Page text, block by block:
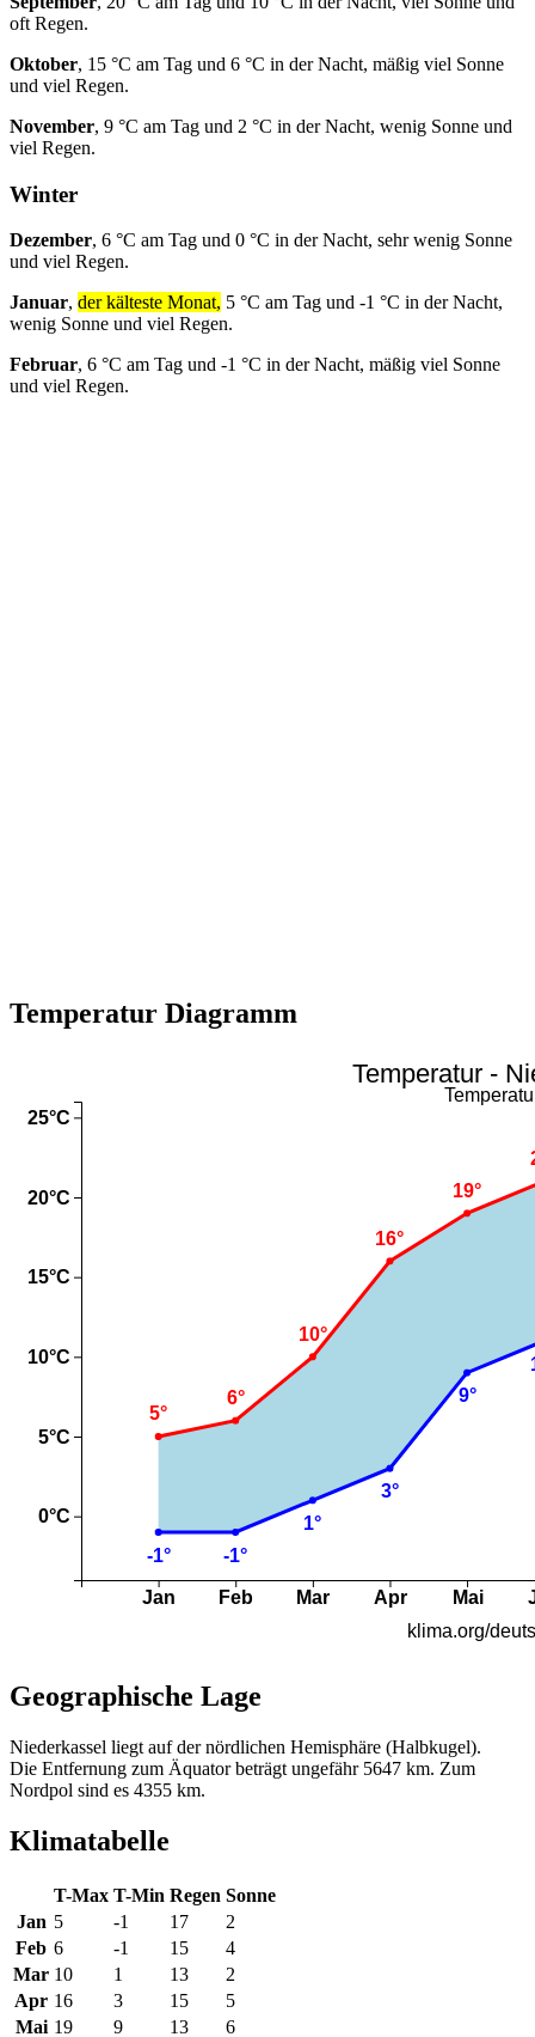
oft Regen.
Oktober, 15 °C am Tag und 6 °C in der Nacht, mäßig viel Sonne
und viel Regen.
November, 9 °C am Tag und 2 °C in der Nacht, wenig Sonne und
viel Regen.
Winter
Dezember, 6 °C am Tag und 0 °C in der Nacht, sehr wenig Sonne
und viel Regen.
Januar, der kälteste Monat, 5 °C am Tag und -1 °C in der Nacht,
wenig Sonne und viel Regen.
Februar, 6 °C am Tag und -1 °C in der Nacht, mäßig viel Sonne
und viel Regen.
Temperatur Diagramm
Geographische Lage
Niederkassel liegt auf der nördlichen Hemisphäre (Halbkugel).
Die Entfernung zum Äquator beträgt ungefähr 5647 km. Zum
Nordpol sind es 4355 km.
Klimatabelle
T-Max T-Min Regen Sonne
Jan 5 -1 17
2
Feb 6 -1 15
4
Mar 10 1 13
2
Apr 16 3 15
5
Mai 19 9 13 6